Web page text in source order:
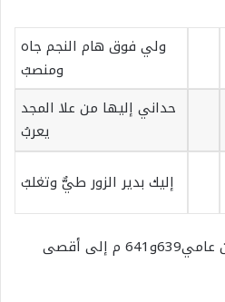
ولي فوق هام النجم جاه
ومنصبُ
حداني إليها من علا المجد
يعربُ
إليك بدير الزور طيٌّ وتغلبُ
لقد وصل الفتح الاسلامي بين عامي639و641 م إلى أقصى